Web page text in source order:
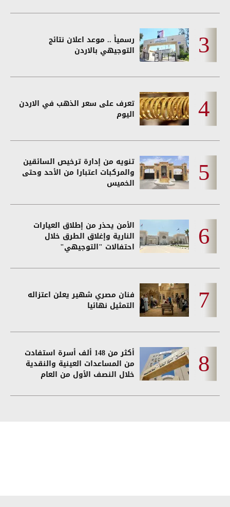
رسمياً .. موعد اعلان نتائج
التوجيهي بالاردن
تعرف على سعر الذهب في الاردن
اليوم
تنويه من إدارة ترخيص السائقين
والمركبات اعتبارا من الأحد وحتى
الخميس
الأمن يحذر من إطلاق العيارات
النارية وإغلاق الطرق خلال
احتفالات "التوجيهي"
فنان مصري شهير يعلن اعتزاله
التمثيل نهائيا
أكثر من 148 ألف أسرة استفادت
من المساعدات العينية والنقدية
خلال النصف الأول من العام